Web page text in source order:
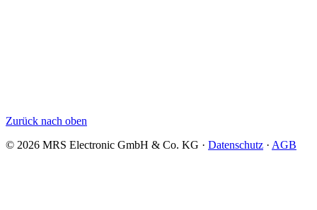
Zurück nach oben
© 2026 MRS Electronic GmbH & Co. KG · Datenschutz · AGB